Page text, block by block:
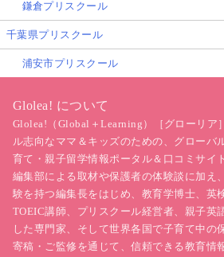
鎌倉プリスクール
千葉県プリスクール
浦安市プリスクール
Glolea! について
Glolea!（Global＋Learning）［グローリア
ル志向なママ＆キッズのための、グローバ
育て・親子留学情報ポータル＆口コミサイ
編集部による取材や保護者の体験談に加え
験を持つ編集長をはじめ、教育学博士、英
TOEIC講師、プリスクール経営者、親子英
した専門家、そして世界各国で子育て中の
寄稿・ご監修を通じて、信頼できる教育情